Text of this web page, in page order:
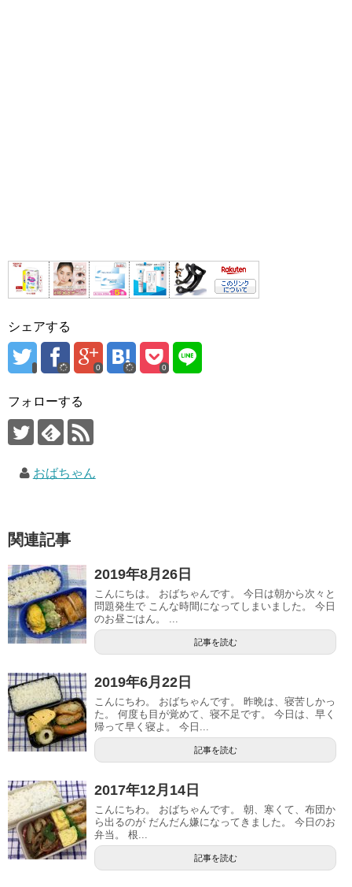
シェアする
0 0
フォローする
おばちゃん
関連記事
2019年8月26日
こんにちは。 おばちゃんです。 今日は朝から次々と
問題発生で こんな時間になってしまいました。 今日
のお昼ごはん。 ...
記事を読む
2019年6月22日
こんにちわ。 おばちゃんです。 昨晩は、寝苦しかっ
た。 何度も目が覚めて、寝不足です。 今日は、早く
帰って早く寝よ。 今日...
記事を読む
2017年12月14日
こんにちわ。 おばちゃんです。 朝、寒くて、布団か
ら出るのが だんだん嫌になってきました。 今日のお
弁当。 根...
記事を読む